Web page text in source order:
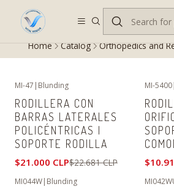
Despacho gratis en RM desde
Home Catalog Orthopedics and
MI-47 | Blunding
RODILLERA CON
BARRAS LATERALES
POLICÉNTRICAS |
SOPORTE RODILLA
$21.000 CLP$22.681 CLP
MI-5400
MI044W| Blunding